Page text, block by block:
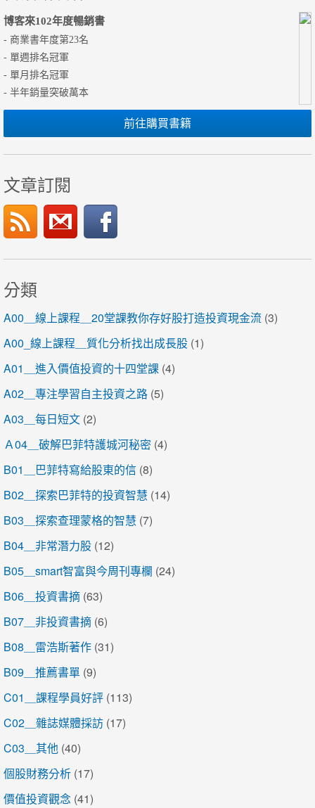
博客來102年度暢銷書
- 商業書年度第23名
- 單週排名冠軍
- 單月排名冠軍
- 半年銷量突破萬本
前往購買書籍
文章訂閱
分類
A00＿線上課程＿20堂課教你存好股打造投資現金流 (3)
A00_線上課程＿質化分析找出成長股 (1)
A01＿進入價值投資的十四堂課 (4)
A02＿專注學習自主投資之路 (5)
A03＿每日短文 (2)
Ａ04＿破解巴菲特護城河秘密 (4)
B01＿巴菲特寫給股東的信 (8)
B02＿探索巴菲特的投資智慧 (14)
B03＿探索查理蒙格的智慧 (7)
B04＿非常潛力股 (12)
B05＿smart智富與今周刊專欄 (24)
B06＿投資書摘 (63)
B07＿非投資書摘 (6)
B08＿雷浩斯著作 (31)
B09＿推薦書單 (9)
C01＿課程學員好評 (113)
C02＿雜誌媒體採訪 (17)
C03＿其他 (40)
個股財務分析 (17)
價值投資觀念 (41)